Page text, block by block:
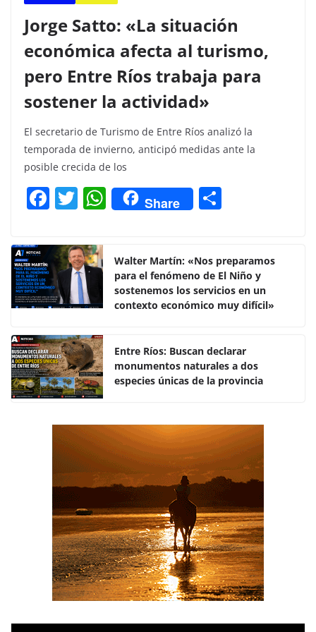
Jorge Satto: «La situación
económica afecta al turismo,
pero Entre Ríos trabaja para
sostener la actividad»
El secretario de Turismo de Entre Ríos analizó la
temporada de invierno, anticipó medidas ante la
posible crecida de los
F
c
e
b
o
o
k
T
itt
er
W
h
s
A
p
Share
p
ar
tir
Walter Martín: «Nos preparamos
para el fenómeno de El Niño y
sostenemos los servicios en un
contexto económico muy difícil»
Entre Ríos: Buscan declarar
monumentos naturales a dos
especies únicas de la provincia